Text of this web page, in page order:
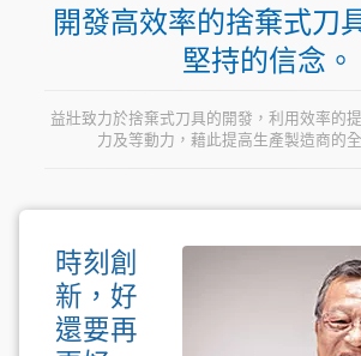
開發高效率的捨棄式刀
堅持的信念。
益壯致力於捨棄式刀具的開發，利用效率的
力及等動力，藉此提高生產製造商的
時刻創
新，好
還要再